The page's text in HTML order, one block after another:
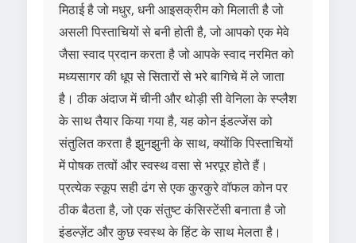
मिठाई है जो मधुर, धनी आइसक्रीम को मिलाती है जो
असली पिस्ताचियों से बनी होती है, जो आपको एक मेवे
जैसा स्वाद प्रदान करता है जो आपके स्वाद नरमित को
मध्यसागर की धूप से सितारों से भरे बागिचे में ले जाता
है। ठीक अंदाज में चीनी और थोड़ी सी वेनिला के स्प्लैश
के साथ तैयार किया गया है, यह कोन इंडल्जेंस को
संतुलित करता है झुनझुनी के साथ, क्योंकि पिस्ताचियों
में पोषक तत्वों और स्वस्थ वसा से भरपूर होते हैं।
प्रत्येक स्कूप सही ढंग से एक कुरकुरे वॉफल कोन पर
ठीक बैठता है, जो एक संतुष्ट कंसिस्टेंसी बनाता है जो
इंडल्ज़ेंट और कुछ स्वस्थ के हिंट के साथ मेलता है।